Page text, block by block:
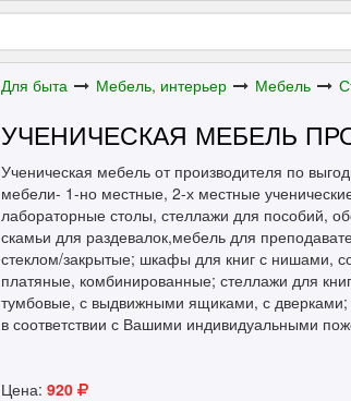
Для быта Мебель, интерьер Мебель
УЧЕНИЧЕСКАЯ МЕБЕЛЬ
Ученическая мебель от производителя по
мебели- 1-но местные, 2-х местные
лабораторные столы, стеллажи для пособий,
скамьи для раздевалок,мебель для
стеклом/закрытые; шкафы для книг с нишами,
платяные, комбинированные; стеллажи для
тумбовые, с выдвижными ящиками, с дверками;
в соответствии с Вашими индивидуальными
Цена: 920